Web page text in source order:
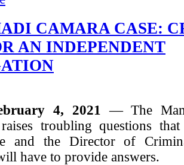
CAMARA CASE:
AN INDEPENDENT
4, 2021— The
raises troubling questions
and the Director of
have to provide answers.